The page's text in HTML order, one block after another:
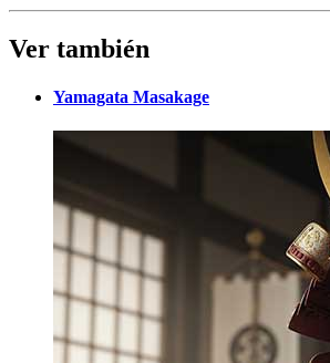
Ver también
Yamagata Masakage